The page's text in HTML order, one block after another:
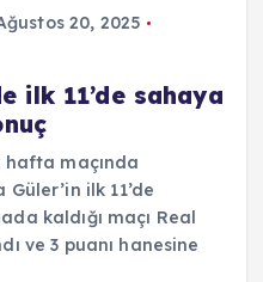
20, 2025
ilk 11’de sahaya
hafta maçında
ilk 11’de
kaldığı maçı Real
ve 3 puanı hanesine